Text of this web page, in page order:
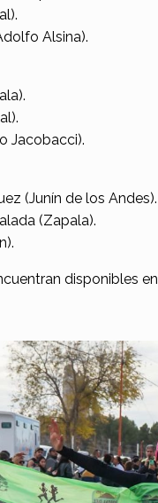
Alsina).
Jacobacci).
(Junín de los Andes).
(Zapala).
disponibles en